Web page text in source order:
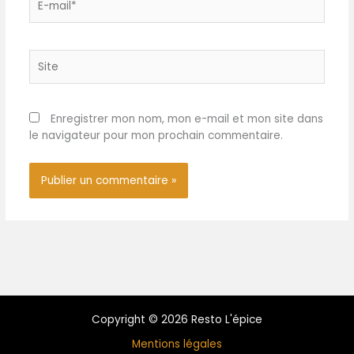
avec poignées : 17 cm -
3,7 cm - Poids : 360 g. À
Cazuelas sont entièrement
Mambocat : votre
spécialiste en articles
vous propose également
un large choix d'ustensiles
mail*
Enregistrer mon nom, mon e-mail et mon site dans
le navigateur pour mon prochain commentaire.
Copyright © 2026 Resto L'épice
Mentions légales